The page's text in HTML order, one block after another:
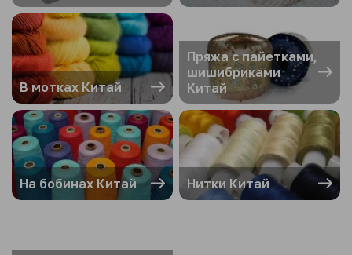
В мотках Китай
Пряжа с пайетками,
шишибриками
Китай
На бобинах Китай Нитки Китай